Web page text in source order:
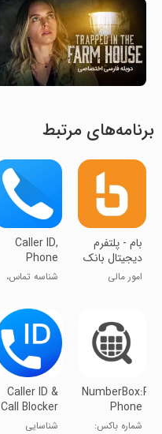
برنامه‌های مرتبط
بام - پلتفرم
دیجیتال بانک
ملی ایران
امور مالی
Caller ID,
Phone
Number
شناسه تماس،
Phone
Lookup
شماره باکس:
Caller ID &
Call Blocker
شناسایی